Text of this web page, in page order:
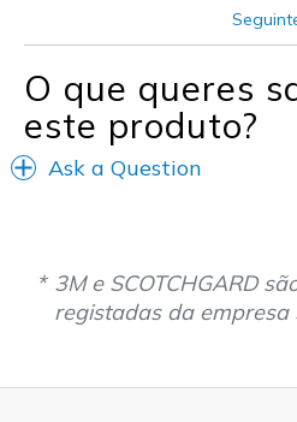
Casual Wear
Cold Weather
Going Out
Width
Feels true to
Sizing
Feels true to
O que queres
este produto?
Ask a Question
3M e SCOTCHGARD
registadas da empresa